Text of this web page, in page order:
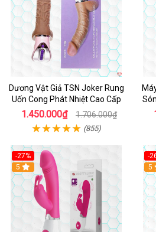
Dương Vật Giả TSN Joker Rung
Uốn Cong Phát Nhiệt Cao Cấp
1.450.000₫ 1.706.000₫
(855)
-27%
Hot
5
-
Hot
5